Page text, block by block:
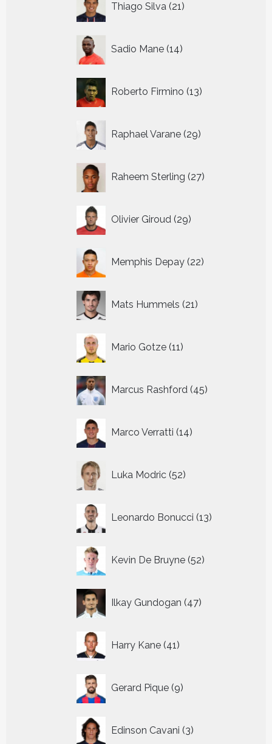
Thiago Silva 21
producten
Sadio Mane 14
producten
Roberto Firmino 13
producten
Raphael Varane 29
producten
Raheem Sterling 27
producten
Olivier Giroud 29
producten
Memphis Depay 22
producten
Mats Hummels 21
producten
Mario Gotze 11
producten
Marcus Rashford 45
producten
Marco Verratti 14
producten
Luka Modric 52
producten
Leonardo Bonucci 13
producten
Kevin De Bruyne 52
producten
Ilkay Gundogan 47
producten
Harry Kane 41
producten
Gerard Pique 9
producten
Edinson Cavani 3
producten